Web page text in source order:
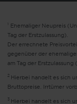
1 Ehemaliger Neupreis
Tag der Erstzulassung).
Der errechnete
gegenüber der
am Tag der Erstzulassung
2 Hierbei handelt es sich
Bruttopreise. Irrtümer
3 Hierbei handelt es sich